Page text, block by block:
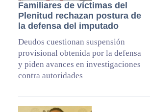
Familiares de víctimas del
Plenitud rechazan postura de
la defensa del imputado
Deudos cuestionan suspensión
provisional obtenida por la defensa
y piden avances en investigaciones
contra autoridades